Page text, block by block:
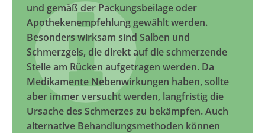
und gemäß der Packungsbeilage oder
Apothekenempfehlung gewählt werden.
Besonders wirksam sind Salben und
Schmerzgels, die direkt auf die schmerzende
Stelle am Rücken aufgetragen werden. Da
Medikamente Nebenwirkungen haben, sollte
aber immer versucht werden, langfristig die
Ursache des Schmerzes zu bekämpfen. Auch
alternative Behandlungsmethoden können